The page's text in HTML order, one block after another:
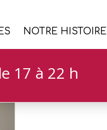
NOTRE HISTOIRE
17 à 22 h